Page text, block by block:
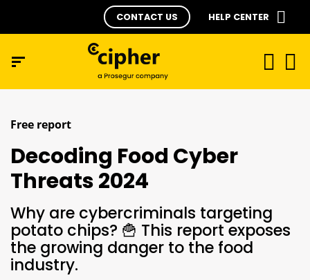
CONTACT US HELP CENTER
Free report
Decoding Food Cyber
Threats 2024
Why are cybercriminals targeting
potato chips? 🍟 This report exposes
the growing danger to the food
industry.